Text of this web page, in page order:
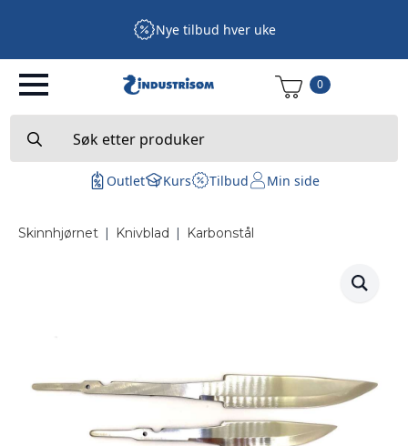
Nye tilbud hver uke
0
for:
Outlet Kurs Tilbud Min side
Skinnhjørnet | Knivblad | Karbonstål